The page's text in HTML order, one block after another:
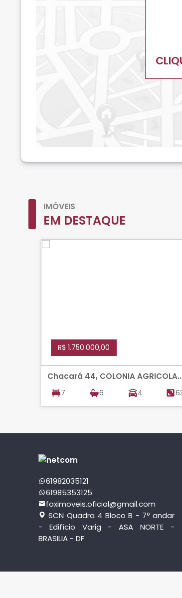
IMÓVEIS
EM DESTAQUE
R$ 1.750.000,00
Chacará 44, COLONIA AGRICOLA
SAMAMBAIA, VICENTE PIRES
7 6 4
61982035121
61985353125
foximoveis.oficial@gmail.com
SCN Quadra 4 Bloco B - 7º andar
- Edifício Varig - ASA NORTE -
BRASILIA - DF